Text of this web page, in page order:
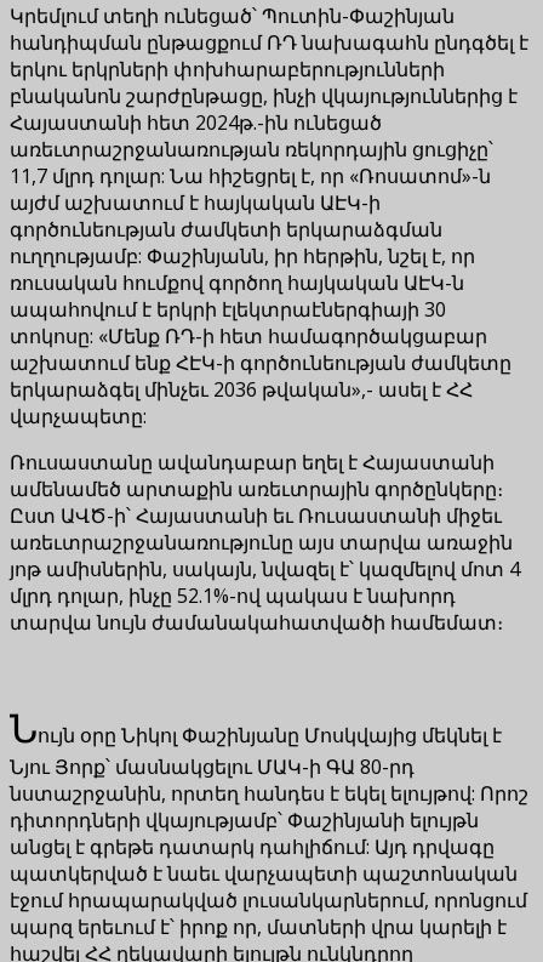
Կրեմլում տեղի ունեցած՝ Պուտին-Փաշինյան
հանդիպման ընթացքում ՌԴ նախագահն ընդգծել է
երկու երկրների փոխհարաբերությունների
բնականոն շարժընթացը, ինչի վկայություններից է
Հայաստանի հետ 2024թ.-ին ունեցած
առեւտրաշրջանառության ռեկորդային ցուցիչը՝
11,7 մլրդ դոլար: Նա հիշեցրել է, որ «Ռոսատոմ»-ն
այժմ աշխատում է հայկական ԱԷԿ-ի
գործունեության ժամկետի երկարաձգման
ուղղությամբ: Փաշինյանն, իր հերթին, նշել է, որ
ռուսական հումքով գործող հայկական ԱԷԿ-ն
ապահովում է երկրի էլեկտրաէներգիայի 30
տոկոսը: «Մենք ՌԴ-ի հետ համագործակցաբար
աշխատում ենք ՀԷԿ-ի գործունեության ժամկետը
երկարաձգել մինչեւ 2036 թվական»,- ասել է ՀՀ
վարչապետը:
Ռուսաստանը ավանդաբար եղել է Հայաստանի
ամենամեծ արտաքին առեւտրային գործընկերը։
Ըստ ԱՎԾ-ի՝ Հայաստանի եւ Ռուսաստանի միջեւ
առեւտրաշրջանառությունը այս տարվա առաջին
յոթ ամիսներին, սակայն, նվազել է՝ կազմելով մոտ 4
մլրդ դոլար, ինչը 52.1%-ով պակաս է նախորդ
տարվա նույն ժամանակահատվածի համեմատ։
Նույն օրը Նիկոլ Փաշինյանը Մոսկվայից մեկնել է
Նյու Յորք՝ մասնակցելու ՄԱԿ-ի ԳԱ 80-րդ
նստաշրջանին, որտեղ հանդես է եկել ելույթով: Որոշ
դիտորդների վկայությամբ՝ Փաշինյանի ելույթն
անցել է գրեթե դատարկ դահլիճում: Այդ դրվագը
պատկերված է նաեւ վարչապետի պաշտոնական
էջում հրապարակված լուսանկարներում, որոնցում
պարզ երեւում է՝ իրոք որ, մատների վրա կարելի է
հաշվել ՀՀ ղեկավարի ելույթն ունկնդրող